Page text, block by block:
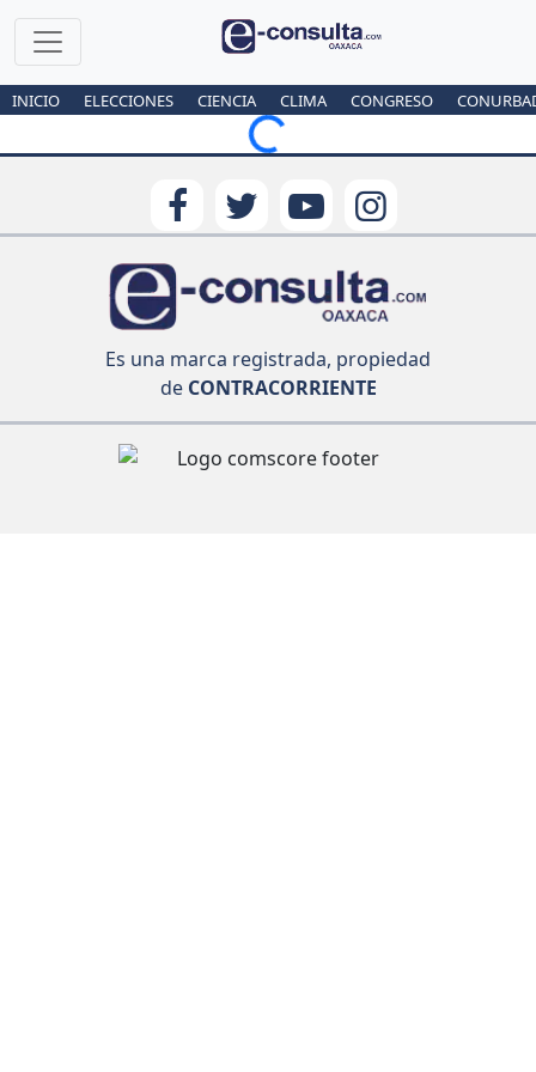
INICIO ELECCIONES CIENCIA CLIMA CONGRESO
Loading...
Es una marca registrada, propiedad
deCONTRACORRIENTE